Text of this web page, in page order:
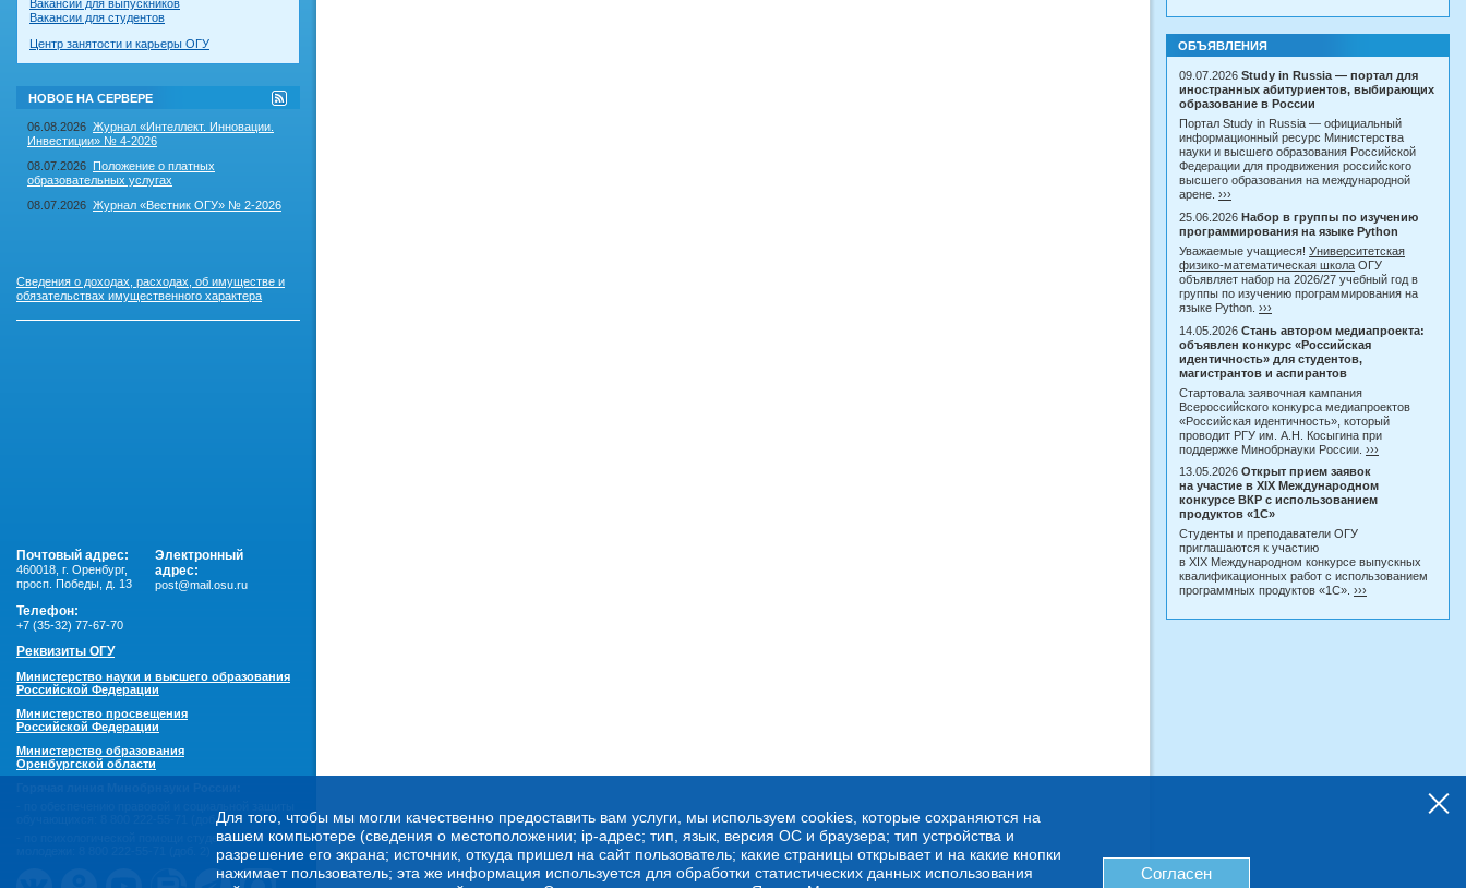
Вакансии для выпускников
Вакансии для студентов
Центр занятости и карьеры ОГУ
НОВОЕ НА СЕРВЕРЕ
RSS-
лента
на
06.08.2026 Журнал «Интеллект. Инновации.
Инвестиции» № 4-2026
08.07.2026 Положение о платных
образовательных услугах
08.07.2026 Журнал «Вестник ОГУ» № 2-2026
Для того, чтобы мы могли качественно предоставить вам услуги, мы используем cookies, которые сохраняются на
вашем компьютере (сведения о местоположении; ip-адрес; тип, язык, версия ОС и браузера; тип устройства и
разрешение его экрана; источник, откуда пришел на сайт пользователь; какие страницы открывает и на какие кнопки
нажимает пользователь; эта же информация используется для обработки статистических данных использования
Согласен
ОБЪЯВЛЕНИЯ
09.07.2026 Study in Russia — портал для
иностранных абитуриентов, выбирающих
образование в России
Портал Study in Russia — официальный
информационный ресурс Министерства
науки и высшего образования Российской
Федерации для продвижения российского
высшего образования на международной
арене. ›››
25.06.2026 Набор в группы по изучению
программирования на языке Python
Уважаемые учащиеся! Университетская
физико-математическая школа ОГУ
объявляет набор на 2026/27 учебный год в
группы по изучению программирования на
языке Python. ›››
14.05.2026 Стань автором медиапроекта:
объявлен конкурс «Российская
идентичность» для студентов,
магистрантов и аспирантов
Стартовала заявочная кампания
Всероссийского конкурса медиапроектов
«Российская идентичность», который
проводит РГУ им. А.Н. Косыгина при
поддержке Минобрнауки России. ›››
13.05.2026 Открыт прием заявок
на участие в XIX Международном
конкурсе ВКР с использованием
продуктов «1С»
Студенты и преподаватели ОГУ
приглашаются к участию
в XIX Международном конкурсе выпускных
квалификационных работ с использованием
программных продуктов «1С». ›››
Сведения о доходах, расходах, об имуществе и
обязательствах имущественного характера
Почтовый адрес:
460018 г. Оренбург,
просп. Победы, д. 13
Электронный
адрес:
post@mail.osu.ru
Телефон:
+7 (35-32) 77-67-70
Реквизиты ОГУ
Министерство науки и высшего образования
Российской Федерации
Министерство просвещения
Российской Федерации
Министерство образования
Оренбургской области
8 800 222-55-71 (доб. 1)
- по психологической помощи студенческой